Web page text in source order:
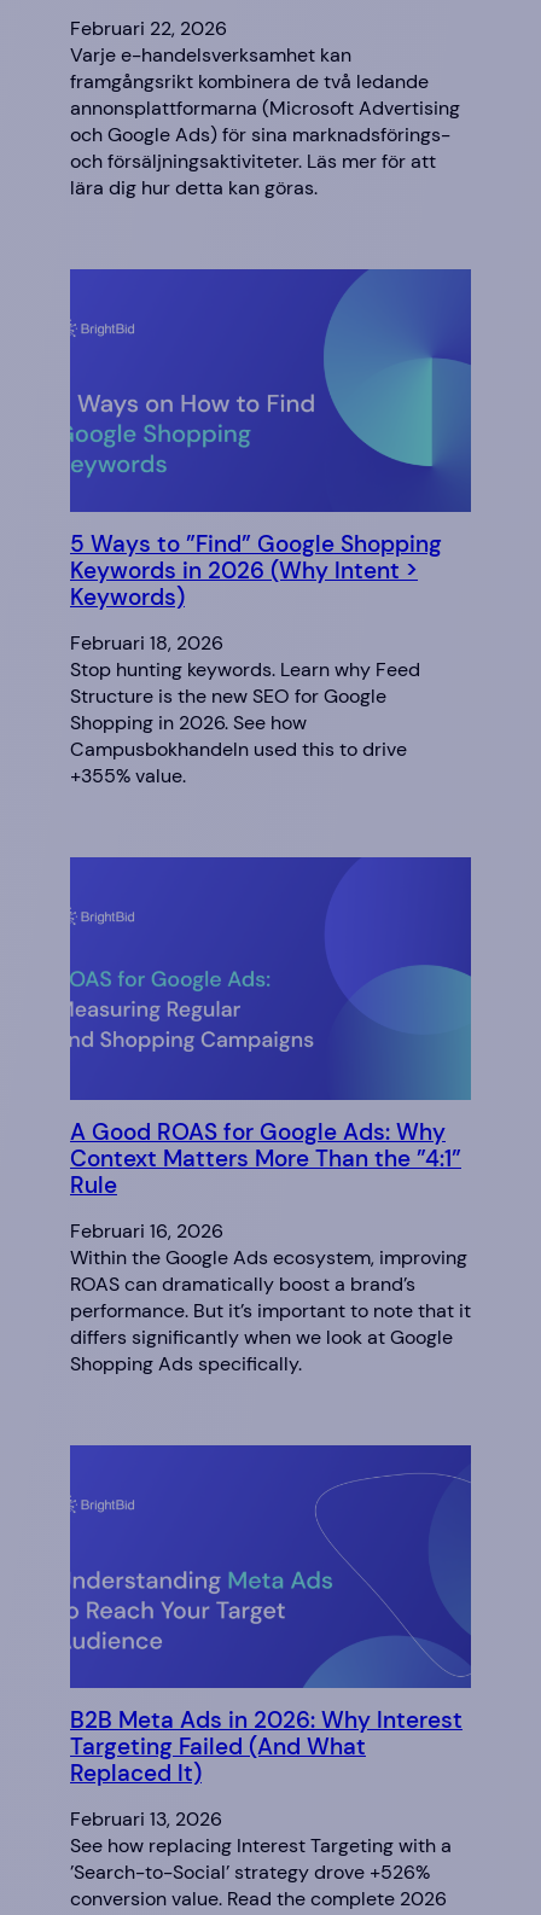
Februari 22, 2026
Varje e-handelsverksamhet kan
framgångsrikt kombinera de två ledande
annonsplattformarna (Microsoft Advertising
och Google Ads) för sina marknadsförings-
och försäljningsaktiviteter. Läs mer för att
lära dig hur detta kan göras.
5 Ways to ”Find” Google Shopping
Keywords in 2026 (Why Intent >
Keywords)
Februari 18, 2026
Stop hunting keywords. Learn why Feed
Structure is the new SEO for Google
Shopping in 2026. See how
Campusbokhandeln used this to drive
+355% value.
A Good ROAS for Google Ads: Why
Context Matters More Than the ”4:1”
Rule
Februari 16, 2026
Within the Google Ads ecosystem, improving
ROAS can dramatically boost a brand’s
performance. But it’s important to note that it
differs significantly when we look at Google
Shopping Ads specifically.
B2B Meta Ads in 2026: Why Interest
Targeting Failed (And What
Replaced It)
Februari 13, 2026
See how replacing Interest Targeting with a
’Search-to-Social’ strategy drove +526%
conversion value. Read the complete 2026